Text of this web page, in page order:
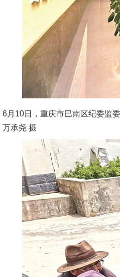
10日，重庆市巴南区纪委监委
万承尧 摄